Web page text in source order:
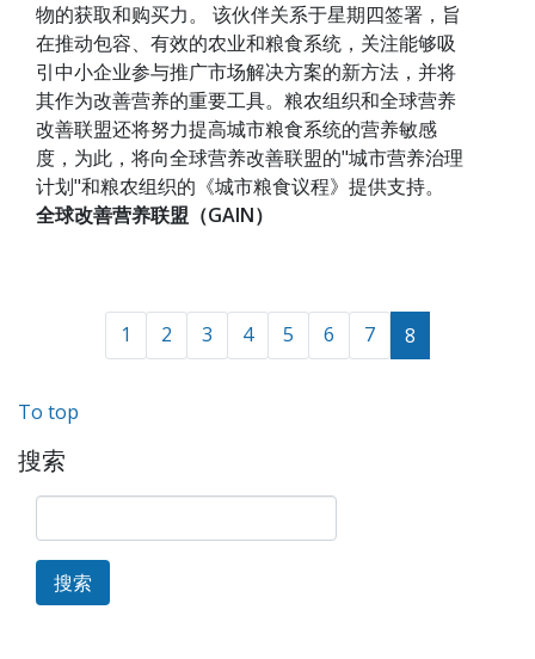
物的获取和购买力。 该伙伴关系于星期四签署，旨
在推动包容、有效的农业和粮食系统，关注能够吸
引中小企业参与推广市场解决方案的新方法，并将
其作为改善营养的重要工具。粮农组织和全球营养
改善联盟还将努力提高城市粮食系统的营养敏感
度，为此，将向全球营养改善联盟的"城市营养治理
计划"和粮农组织的《城市粮食议程》提供支持。
全球改善营养联盟（GAIN）
1 2 3 4 5 6 7 8
To top
搜索